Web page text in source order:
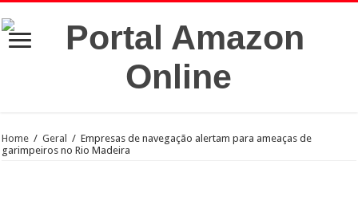
Home / Geral / Empresas de navegação alertam para ameaças de
garimpeiros no Rio Madeira